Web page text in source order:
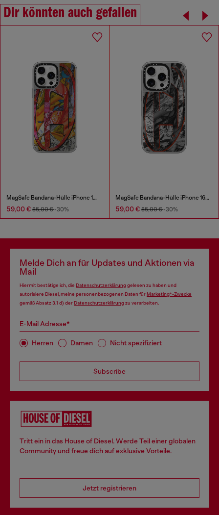
Dir könnten auch gefallen
MagSafe Bandana-Hülle iPhone 16 Pro Max
59,00 € 85,00 €-30%
MagSafe Bandana-Hülle iPhone 16 Pro
59,00 € 85,00 €-30%
Melde Dich an für Updates und Aktionen via
Mail
Hiermit bestätige ich, die Datenschutzerklärunggelesen zu haben und
autorisiere Diesel, meine personenbezogenen Daten fürMarketing*-Zwecke
gemäß Absatz 3.1 d) derDatenschutzerklärungzu verarbeiten.
E-Mail Adresse*
Herren Damen Nicht spezifiziert
Subscribe
Tritt ein in das House of Diesel. Werde Teil einer globalen
Community und freue dich auf exklusive Vorteile.
Jetzt registrieren